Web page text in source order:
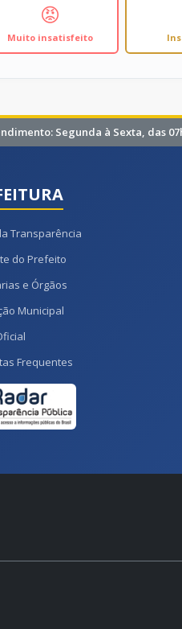
😡
Muito insatisfeito
Segunda à Sexta, das
Transparência
do Prefeito
e Órgãos
Municipal
Frequentes